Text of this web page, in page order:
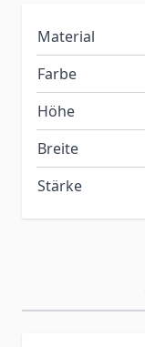
Material
Farbe
Höhe
Breite
Stärke